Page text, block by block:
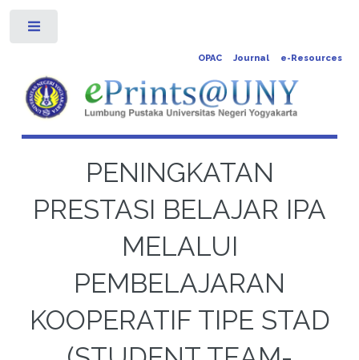
OPAC Journal e-Resources
PENINGKATAN
PRESTASI BELAJAR IPA
MELALUI
PEMBELAJARAN
KOOPERATIF TIPE STAD